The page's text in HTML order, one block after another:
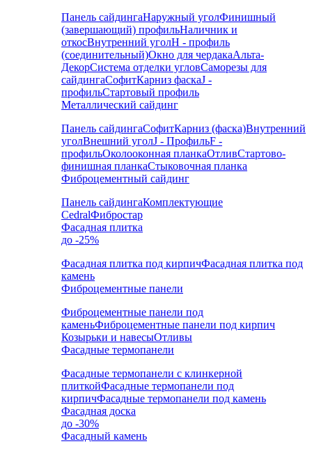
Панель сайдингаНаружный уголФинишный
(завершающий) профильНаличник и
откосВнутренний уголH - профиль
(соединительный)Окно для чердакаАльта-
ДекорСистема отделки угловСаморезы для
сайдингаСофитКарниз фаскаJ -
профильСтартовый профиль
Металлический сайдинг
Панель сайдингаСофитКарниз (фаска)Внутренний
уголВнешний уголJ - ПрофильF -
профильОколооконная планкаОтливСтартово-
финишная планкаСтыковочная планка
Фиброцементный сайдинг
Панель сайдингаКомплектующие
CedralФибростар
Фасадная плитка
до -25%
Фасадная плитка под кирпичФасадная плитка под
камень
Фиброцементные панели
Фиброцементные панели под
каменьФиброцементные панели под кирпич
Козырьки и навесыОтливы
Фасадные термопанели
Фасадные термопанели с клинкерной
плиткойФасадные термопанели под
кирпичФасадные термопанели под камень
Фасадная доска
до -30%
Фасадный камень